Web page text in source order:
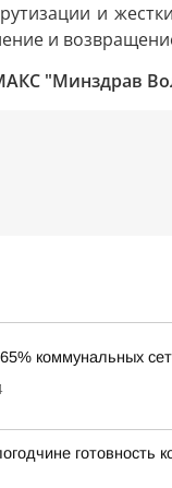
и
и
"Минздрав
коммунальных
готовность